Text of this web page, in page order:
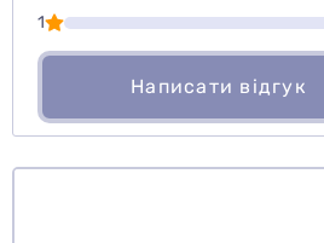
1
Написати відгук